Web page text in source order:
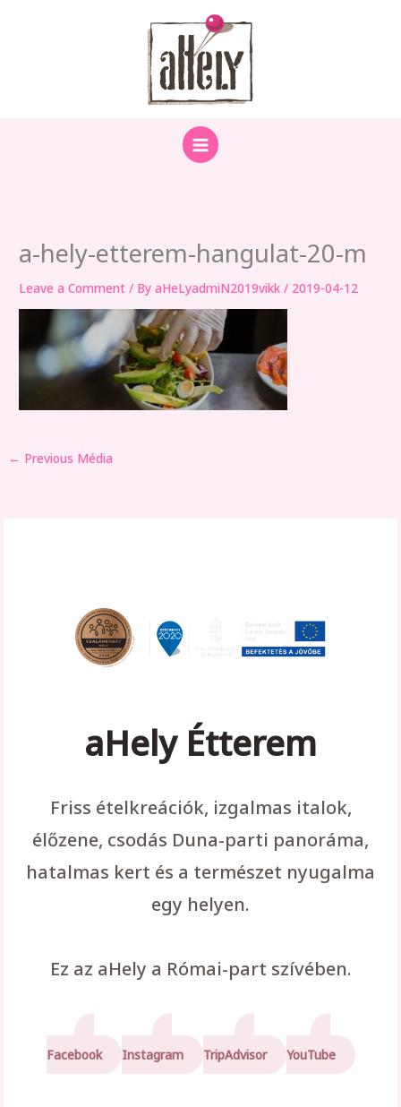
a-hely-etterem-hangulat-20-m
Leave a Comment / ByaHeLyadmiN2019vikk/ 2019-04-12
← Previous Média
aHely Étterem
Friss ételkreációk, izgalmas italok,
élőzene, csodás Duna-parti panoráma,
hatalmas kert és a természet nyugalma
egy helyen.
Ez az aHely a Római-part szívében.
Facebook Instagram TripAdvisor YouTube